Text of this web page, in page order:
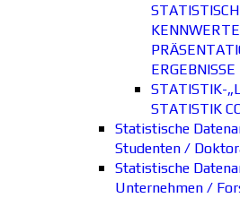
ERGEBNISSE
STATISTIK-
STATISTIK
Statistische
Studenten /
Statistische
Unternehmen /